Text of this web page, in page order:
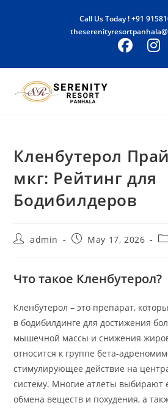
Call Us Today !+91
Кленбутерол
мкг: Рейтинг для
Бодибилдеров
Postadmin
PostMay 17, 2026
Что такое Кленбутерол?
Кленбутерол – это препарат,
в бодибилдинге для достижения
мышечной массы и снижения
относится к группе бета-
стимулирующее действие на
систему. Многие атлеты выбирают
обмена веществ и похудения, а